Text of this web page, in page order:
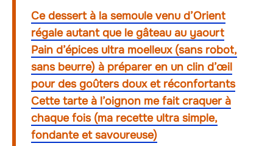
Ce dessert à la semoule venu d’Orient
régale autant que le gâteau au yaourt
Pain d’épices ultra moelleux (sans robot,
sans beurre) à préparer en un clin d’œil
pour des goûters doux et réconfortants
Cette tarte à l’oignon me fait craquer à
chaque fois (ma recette ultra simple,
fondante et savoureuse)